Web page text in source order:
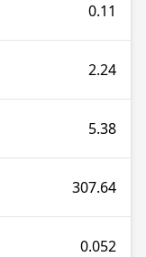
0.11
2.24
5.38
307.64
0.052